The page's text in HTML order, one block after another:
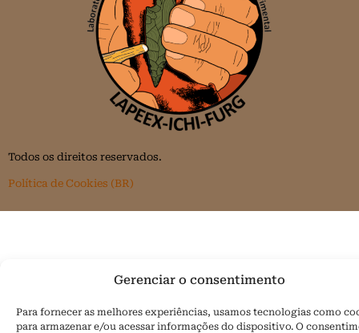
Gerenciar o consentimento
Para fornecer as melhores experiências, usamos tecnologias como
para armazenar e/ou acessar informações do dispositivo. O
Todos os direitos reservados.
Política de Cookies (BR)